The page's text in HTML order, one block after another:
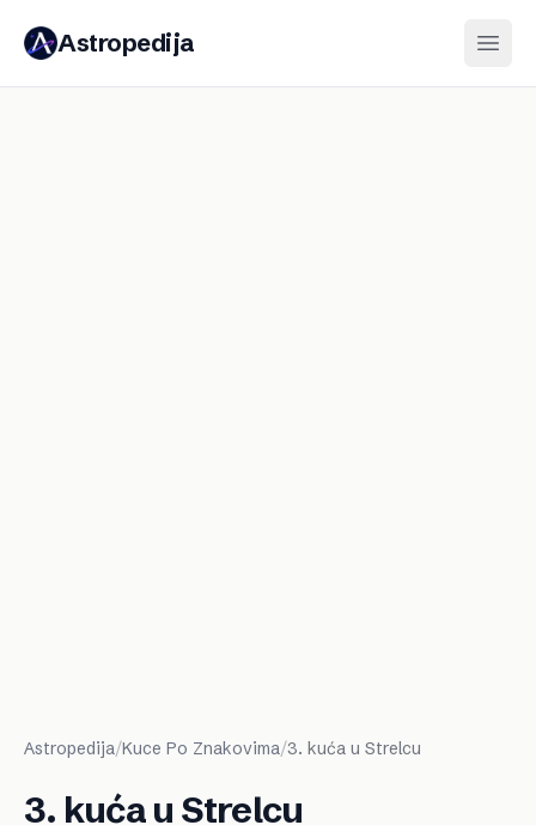
Astropedija
Astropedija/Kuce Po Znakovima/3. kuća u Strelcu
3. kuća u Strelcu